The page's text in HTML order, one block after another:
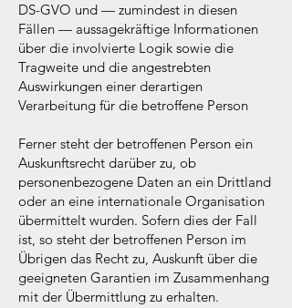
DS-GVO und — zumindest in diesen
Fällen — aussagekräftige Informationen
über die involvierte Logik sowie die
Tragweite und die angestrebten
Auswirkungen einer derartigen
Verarbeitung für die betroffene Person
Ferner steht der betroffenen Person ein
Auskunftsrecht darüber zu, ob
personenbezogene Daten an ein Drittland
oder an eine internationale Organisation
übermittelt wurden. Sofern dies der Fall
ist, so steht der betroffenen Person im
Übrigen das Recht zu, Auskunft über die
geeigneten Garantien im Zusammenhang
mit der Übermittlung zu erhalten.